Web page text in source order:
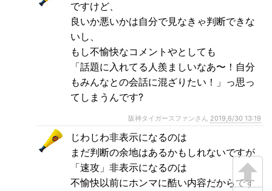
ですけど、
良いか悪いかは自分で見なきゃ判断できな
いし、
もし不愉快なコメントやとしても
「話題に入れてる人羨ましいなあ〜！自分
もみんなとの会話に混ざりたい！」っ思っ
てしまうんです?
阪神タイガースファンさん 2019,6/30 13:19
じわじわ非表示になるのは
まだ判断の余地はあるかもしれないですが
「速攻」非表示になるのは
不愉快以前にホンマに酷い内容だからです